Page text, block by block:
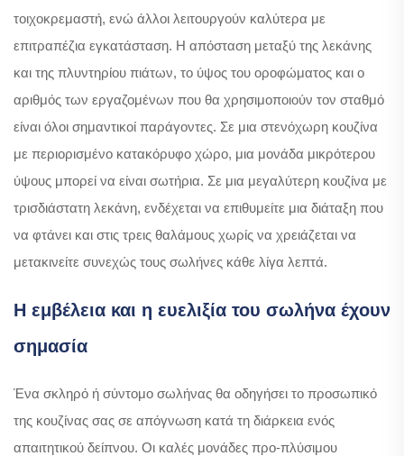
τοιχοκρεμαστή, ενώ άλλοι λειτουργούν καλύτερα με
επιτραπέζια εγκατάσταση. Η απόσταση μεταξύ της λεκάνης
και της πλυντηρίου πιάτων, το ύψος του οροφώματος και ο
αριθμός των εργαζομένων που θα χρησιμοποιούν τον σταθμό
είναι όλοι σημαντικοί παράγοντες. Σε μια στενόχωρη κουζίνα
με περιορισμένο κατακόρυφο χώρο, μια μονάδα μικρότερου
ύψους μπορεί να είναι σωτήρια. Σε μια μεγαλύτερη κουζίνα με
τρισδιάστατη λεκάνη, ενδέχεται να επιθυμείτε μια διάταξη που
να φτάνει και στις τρεις θαλάμους χωρίς να χρειάζεται να
μετακινείτε συνεχώς τους σωλήνες κάθε λίγα λεπτά.
Η εμβέλεια και η ευελιξία του σωλήνα έχουν
σημασία
Ένα σκληρό ή σύντομο σωλήνας θα οδηγήσει το προσωπικό
της κουζίνας σας σε απόγνωση κατά τη διάρκεια ενός
απαιτητικού δείπνου. Οι καλές μονάδες προ-πλύσιμου